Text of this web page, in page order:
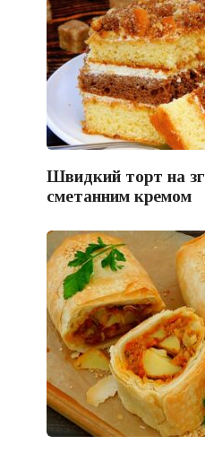
Швидкий торт на
сметанним кремом